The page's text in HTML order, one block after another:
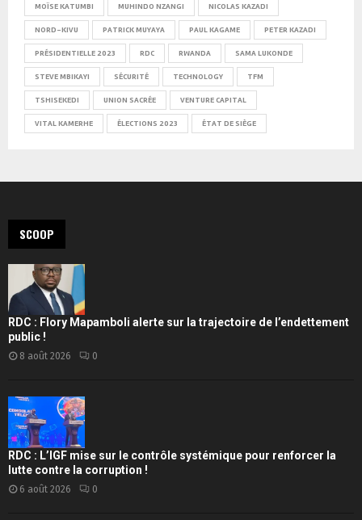
MOÏSE KATUMBI MUHINDO NZANGI NICOLAS KAZADI
NORD-KIVU PATRICK MUYAYA PAUL KAGAME PETER KAZADI
PRÉSIDENTIELLE 2023 RDC RWANDA SAMA LUKONDE
STEVE MBIKAYI SÉCURITÉ TECHNOLOGY TFM
TSHISEKEDI UNION SACRÉE VENTURE CAPITAL
VITAL KAMERHE ÉLECTIONS 2023 ÉTAT DE SIÈGE
SCOOP
RDC : Flory Mapamboli alerte sur la trajectoire de l’endettement
public !
8 août 2026 0
RDC : L’IGF mise sur le contrôle systémique pour renforcer la
lutte contre la corruption !
6 août 2026 0